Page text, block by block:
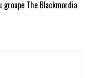
groupe The Blackmordia